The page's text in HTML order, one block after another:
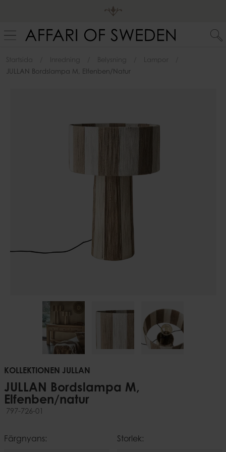
Startsida Inredning Belysning
Lampor
JULLAN Bordslampa M, Elfenben/natur
KOLLEKTIONEN JULLAN
JULLAN Bordslampa M,
Elfenben/natur
797-726-01
Färgnyans: Storlek: